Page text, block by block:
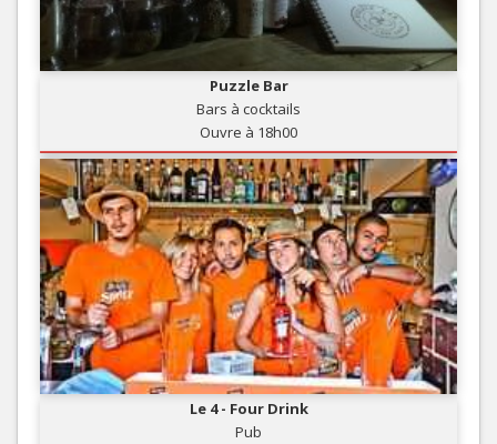
Puzzle Bar
Bars à cocktails
Ouvre à 18h00
Le 4 - Four Drink
Pub